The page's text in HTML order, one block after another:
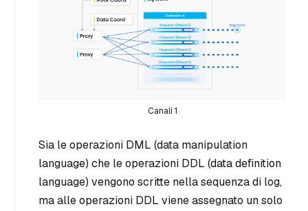
Canali 1
Sia le operazioni DML (data manipulation
language) che le operazioni DDL (data definition
language) vengono scritte nella sequenza di log,
ma alle operazioni DDL viene assegnato un solo